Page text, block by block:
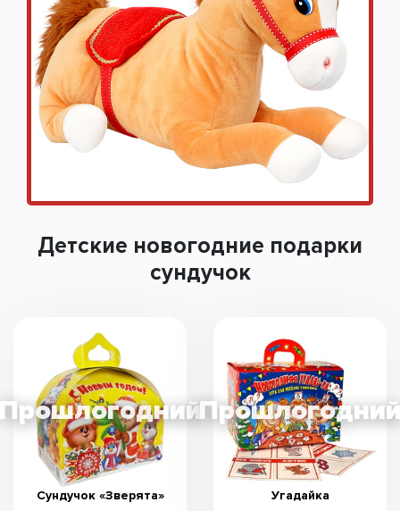
Детские новогодние подарки
сундучок
Сундучок «Зверята» Угадайка